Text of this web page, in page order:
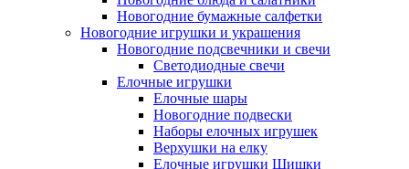
Новогодние бумажные салфетки
Новогодние игрушки и украшения
Новогодние подсвечники и свечи
Светодиодные свечи
Елочные игрушки
Елочные шары
Новогодние подвески
Наборы елочных игрушек
Верхушки на елку
Елочные игрушки Шишки